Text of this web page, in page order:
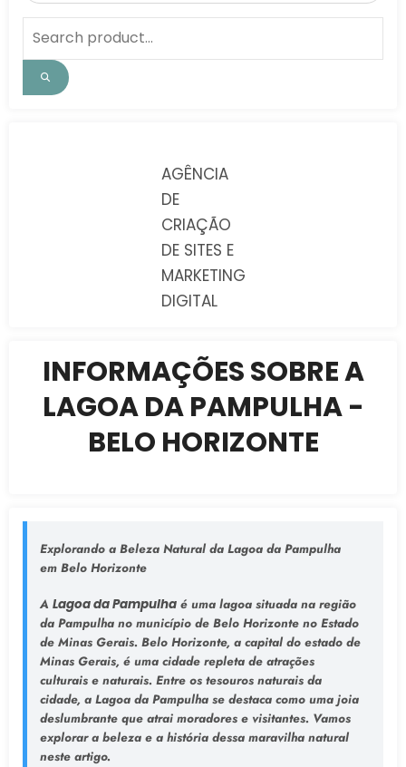
AGÊNCIA
DE
CRIAÇÃO
DE SITES E
MARKETING
DIGITAL
INFORMAÇÕES SOBRE A
LAGOA DA PAMPULHA -
BELO HORIZONTE
Explorando a Beleza Natural da Lagoa da Pampulha
em Belo Horizonte
A Lagoa da Pampulha é uma lagoa situada na região
da Pampulha no município de Belo Horizonte no Estado
de Minas Gerais. Belo Horizonte, a capital do estado de
Minas Gerais, é uma cidade repleta de atrações
culturais e naturais. Entre os tesouros naturais da
cidade, a Lagoa da Pampulha se destaca como uma joia
deslumbrante que atrai moradores e visitantes. Vamos
explorar a beleza e a história dessa maravilha natural
neste artigo.